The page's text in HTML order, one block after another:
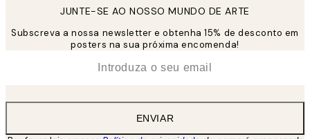
JUNTE-SE AO NOSSO MUNDO DE ARTE
Subscreva a nossa newsletter e obtenha 15% de desconto em
posters na sua próxima encomenda!
ENVIAR